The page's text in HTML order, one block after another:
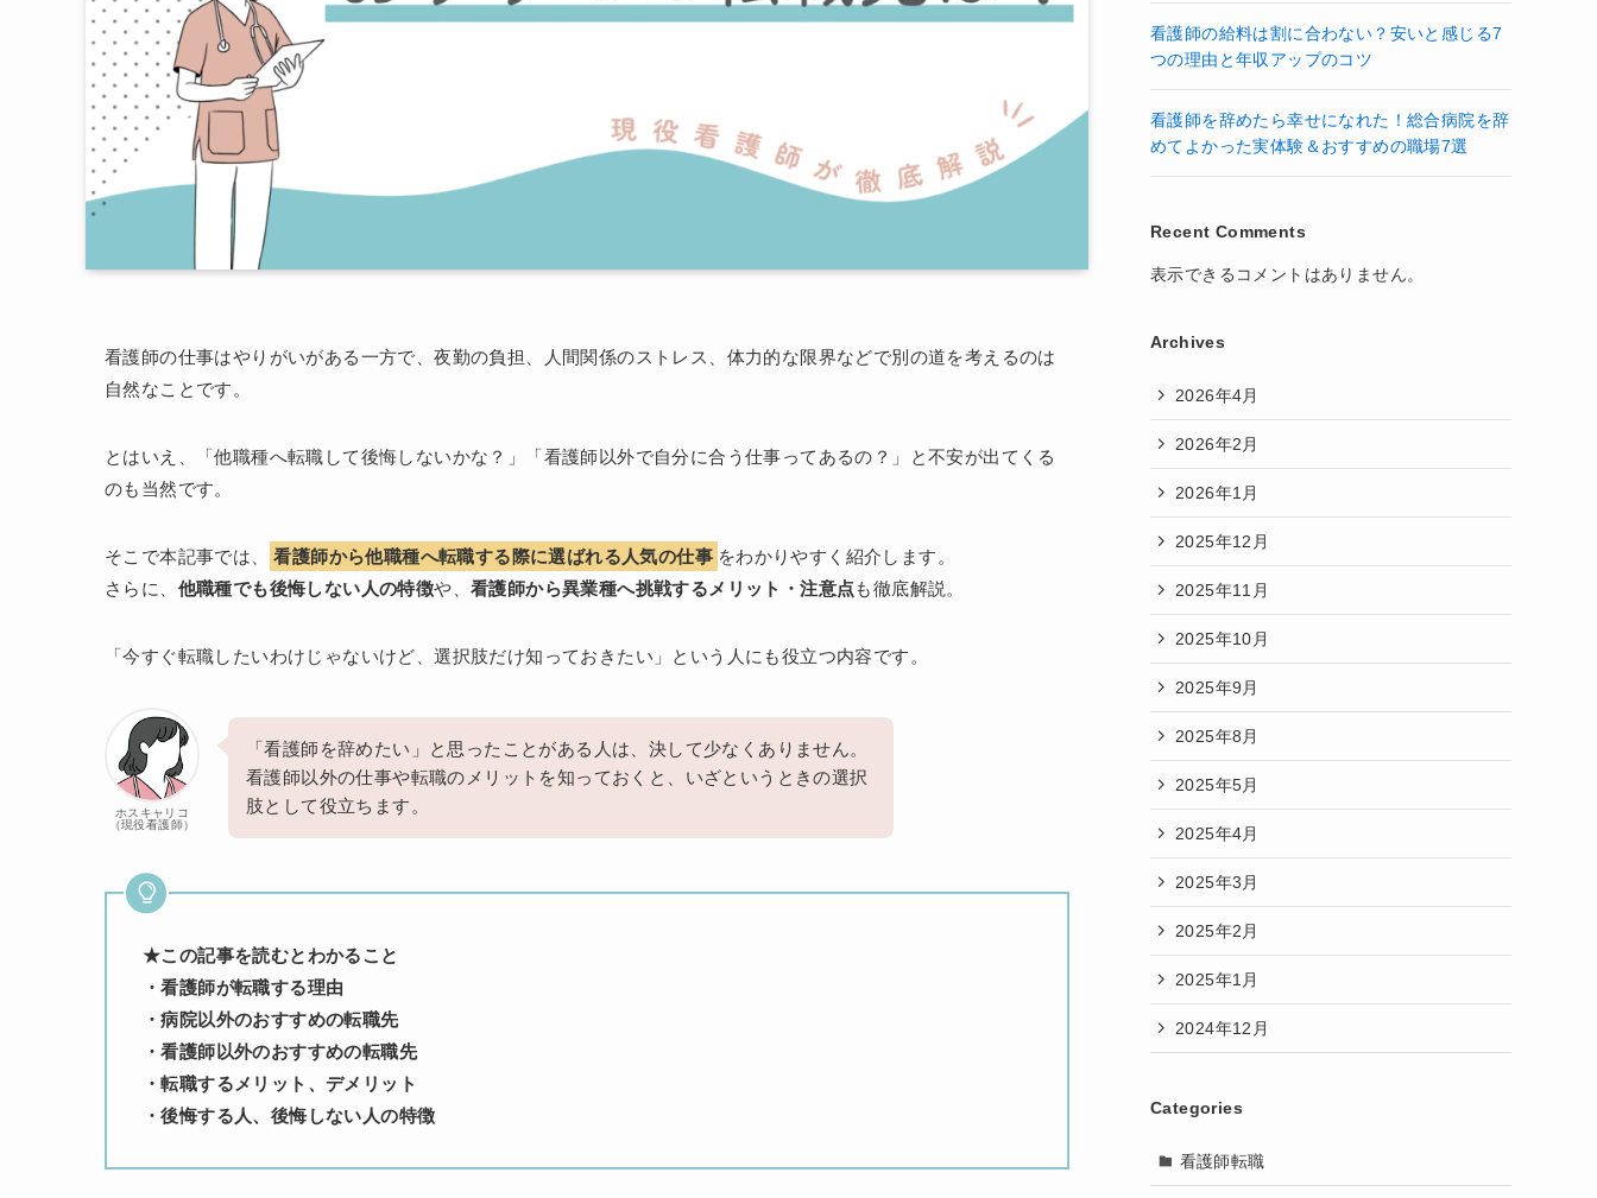
看護師の仕事はやりがいがある一方で、夜勤の負担、人間関係のストレス、体力的な限界などで別の道を考えるのは
自然なことです。
とはいえ、「他職種へ転職して後悔しないかな？」「看護師以外で自分に合う仕事ってあるの？」と不安が出てくる
のも当然です。
そこで本記事では、 看護師から他職種へ転職する際に選ばれる人気の仕事 をわかりやすく紹介します。
さらに、 他職種でも後悔しない人の特徴や、看護師から異業種へ挑戦するメリット・注意点も徹底解説。
「今すぐ転職したいわけじゃないけど、選択肢だけ知っておきたい」という人にも役立つ内容です。
ホスキャリコ
（現役看護師）
「看護師を辞めたい」と思ったことがある人は、決して少なくありません。
看護師以外の仕事や転職のメリットを知っておくと、いざというときの選択
肢として役立ちます。
★この記事を読むとわかること
・看護師が転職する理由
・病院以外のおすすめの転職先
・看護師以外のおすすめの転職先
・転職するメリット、デメリット
・後悔する人、後悔しない人の特徴
看護師の給料は割に合わない？安いと感じる7
つの理由と年収アップのコツ
看護師を辞めたら幸せになれた！総合病院を辞
めてよかった実体験＆おすすめの職場7選
Recent Comments
表示できるコメントはありません。
Archives
2026年4月
2026年2月
2026年1月
2025年12月
2025年11月
2025年10月
2025年9月
2025年8月
2025年5月
2025年4月
2025年3月
2025年2月
2025年1月
2024年12月
Categories
看護師転職